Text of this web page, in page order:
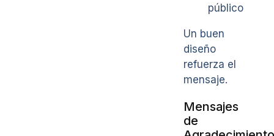
público
Un buen
diseño
refuerza el
mensaje.
Mensajes
de